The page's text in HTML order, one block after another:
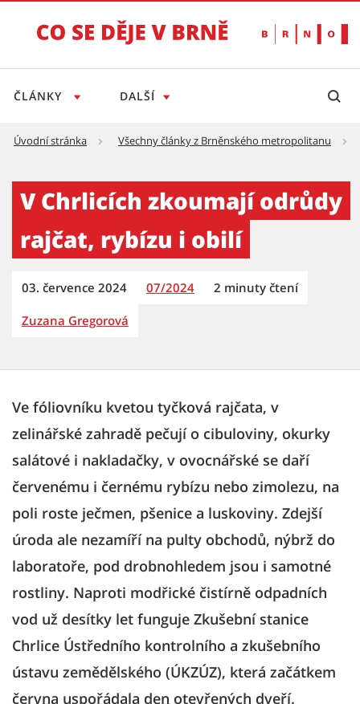
ČLÁNKY DALŠÍ
Úvodní stránka Všechny články z Brněnského metropolitanu
V Chrlicích zkoumají odrůdy
rajčat, rybízu i obilí
03. července 2024 07/2024 2 minuty čtení
Zuzana Gregorová
Ve fóliovníku kvetou tyčková rajčata, v
zelinářské zahradě pečují o cibuloviny, okurky
salátové i nakladačky, v ovocnářské se daří
červenému i černému rybízu nebo zimolezu, na
poli roste ječmen, pšenice a luskoviny. Zdejší
úroda ale nezamíří na pulty obchodů, nýbrž do
laboratoře, pod drobnohledem jsou i samotné
rostliny. Naproti modřické čistírně odpadních
vod už desítky let funguje Zkušební stanice
Chrlice Ústředního kontrolního a zkušebního
ústavu zemědělského (ÚKZÚZ), která začátkem
června uspořádala den otevřených dveří.